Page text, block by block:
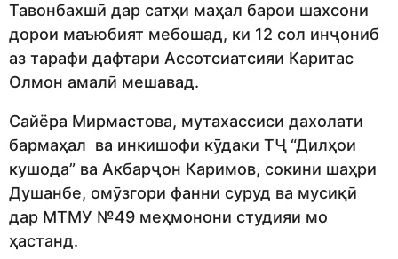
Тавонбахшӣ дар сатҳи маҳал барои шахсони
дорои маъюбият мебошад, ки 12 сол инҷониб
аз тарафи дафтари Ассотсиатсияи Каритас
Олмон амалӣ мешавад.
Сайёра Мирмастова, мутахассиси дахолати
бармаҳал ва инкишофи кӯдаки ТҶ “Дилҳои
кушода” ва Акбарҷон Каримов, сокини шаҳри
Душанбе, омӯзгори фанни суруд ва мусиқӣ
дар МТМУ №49 меҳмонони студияи мо
ҳастанд.